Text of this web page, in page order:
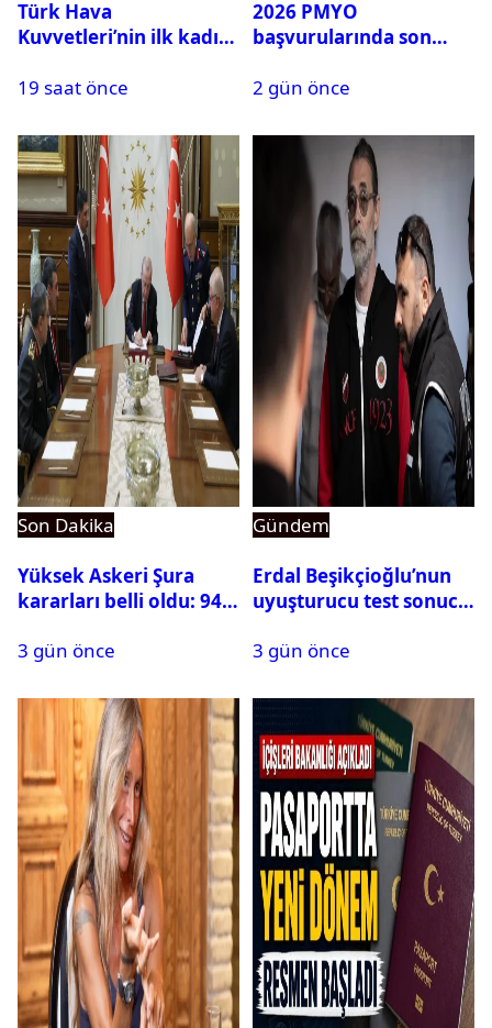
Türk Hava
Kuvvetleri’nin ilk kadın
Karapınar hakkında
ortaya çıktı
19 saat önce
2026 PMYO
başvurularında son
2 gün önce
Son Dakika
Yüksek Askeri Şura
kararları belli oldu: 94
3 gün önce
Gündem
Erdal Beşikçioğlu’nun
uyuşturucu test sonucu
3 gün önce